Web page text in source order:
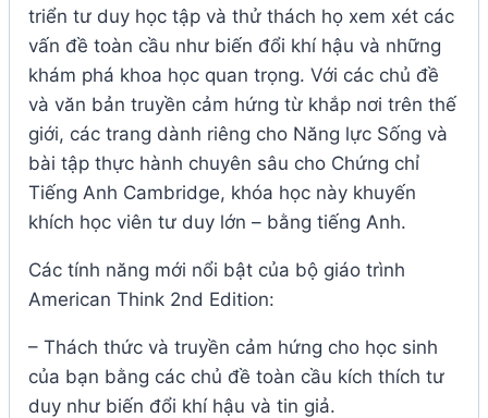
triển tư duy học tập và thử thách họ xem xét các
vấn đề toàn cầu như biến đổi khí hậu và những
khám phá khoa học quan trọng. Với các chủ đề
và văn bản truyền cảm hứng từ khắp nơi trên thế
giới, các trang dành riêng cho Năng lực Sống và
bài tập thực hành chuyên sâu cho Chứng chỉ
Tiếng Anh Cambridge, khóa học này khuyến
khích học viên tư duy lớn – bằng tiếng Anh.
Các tính năng mới nổi bật của bộ giáo trình
American Think 2nd Edition:
– Thách thức và truyền cảm hứng cho học sinh
của bạn bằng các chủ đề toàn cầu kích thích tư
duy như biến đổi khí hậu và tin giả.